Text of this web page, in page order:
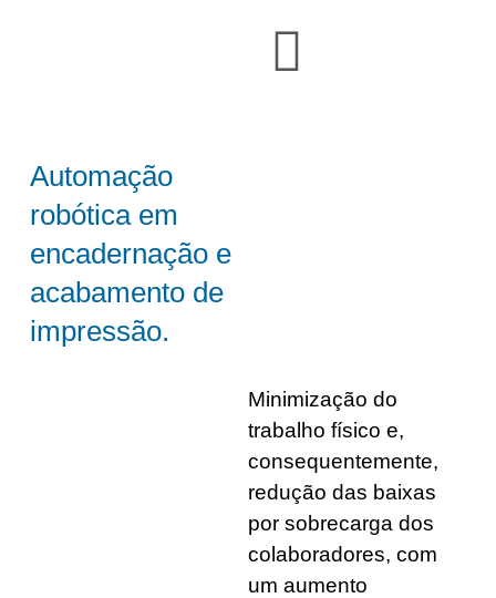
Automação
robótica em
encadernação e
acabamento de
impressão.
Minimização do
trabalho físico e,
consequentemente,
redução das baixas
por sobrecarga dos
colaboradores, com
um aumento